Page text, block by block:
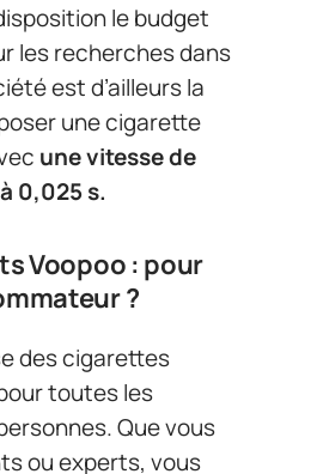
le budget
les recherches dans
est d’ailleurs la
une cigarette
une vitesse de
0,025 s.
Voopoo : pour
?
des cigarettes
toutes les
Que vous
ou experts, vous